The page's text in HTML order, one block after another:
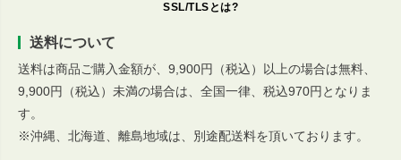
SSL/TLSとは?
送料について
送料は商品ご購入金額が、9,900円（税込）以上の場合は無料、
9,900円（税込）未満の場合は、全国一律、税込970円となりま
す。
※沖縄、北海道、離島地域は、別途配送料を頂いております。